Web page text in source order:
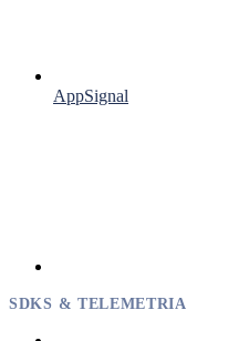
AppSignal
SDKS & TELEMETRIA